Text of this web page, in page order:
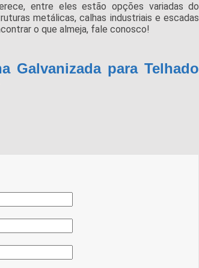
entre eles estão opções variadas do
metálicas, calhas industriais e escadas
o que almeja, fale conosco!
Galvanizada para Telhado